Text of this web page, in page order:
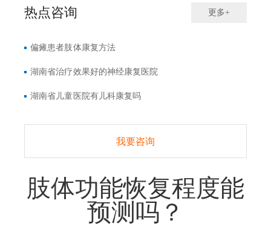
热点咨询 更多+
偏瘫患者肢体康复方法
湖南省治疗效果好的神经康复医院
湖南省儿童医院有儿科康复吗
我要咨询
肢体功能恢复程度能
预测吗？